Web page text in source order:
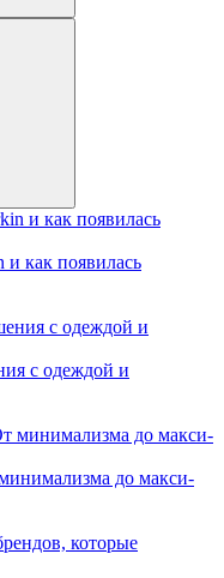
как появилась
с одеждой и
до макси-